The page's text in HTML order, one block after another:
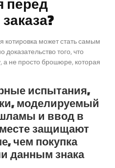
котировка может стать самым
того, что
не просто брошюре, которая
испытания,
моделируемый
и ввод в
защищают
чем покупка
данным знака